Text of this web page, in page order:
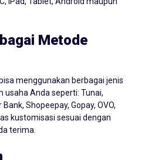
Metode
usaha Anda seperti: Tunai,
Shopeepay, Gopay, OVO,
kustomisasi sesuai dengan
terima.